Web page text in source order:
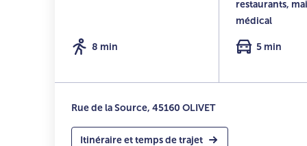
8 min
restaurants,
médical
5 min
Rue de la Source, 45160 OLIVET
Itinéraire et temps de trajet